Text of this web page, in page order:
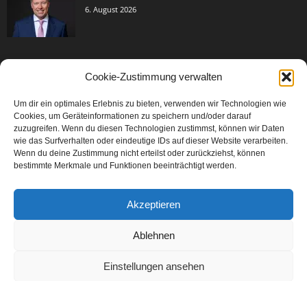
Cookie-Zustimmung verwalten
Um dir ein optimales Erlebnis zu bieten, verwenden wir Technologien wie
Cookies, um Geräteinformationen zu speichern und/oder darauf
zuzugreifen. Wenn du diesen Technologien zustimmst, können wir Daten
wie das Surfverhalten oder eindeutige IDs auf dieser Website verarbeiten.
Wenn du deine Zustimmung nicht erteilst oder zurückziehst, können
bestimmte Merkmale und Funktionen beeinträchtigt werden.
Akzeptieren
Ablehnen
Einstellungen ansehen
6. August 2026
Events & Success 3005
Breaking News 2067
Aktuelles
Featured Article
Karriere 567